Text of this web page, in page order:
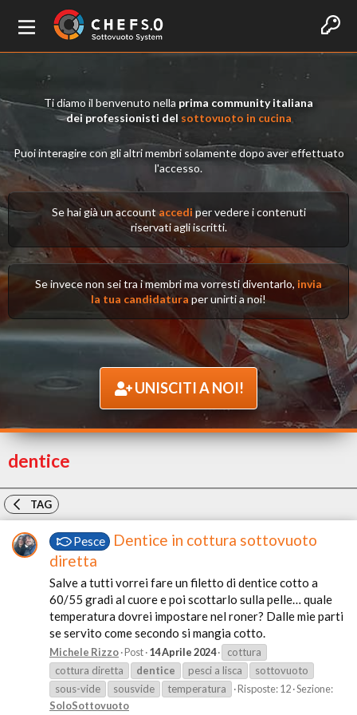
Ti diamo il benvenuto nella prima community italiana
dei professionisti del sottovuoto in cucina
Puoi interagire con gli altri membri solamente dopo aver effettuato
l'accesso.
Se hai già un account accedi per vedere i contenuti
riservati agli iscritti.
Se invece non sei tra i membri ma vorresti diventarlo, invia
la tua candidatura per unirti a noi!
UNISCITI A NOI!
dentice
TAG
Pesce
Dentice in cottura sottovuoto
diretta
Salve a tutti vorrei fare un filetto di dentice cotto a
60/55 gradi al cuore e poi scottarlo sulla pelle… quale
temperatura dovrei impostare nel roner? Dalle mie parti
se servito come secondo si mangia cotto.
Michele Rizzo Post 14 Aprile 2024
cottura
cottura diretta
dentice pesci a lisca
sottovuoto
sous-vide
sousvide temperatura Risposte: 12 Sezione:
SoloSottovuoto